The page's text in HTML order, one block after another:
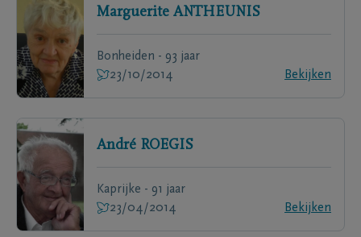
Marguerite ANTHEUNIS
Bonheiden - 93 jaar
23/10/2014
Bekijken
André ROEGIS
Kaprijke - 91 jaar
23/04/2014
Bekijken